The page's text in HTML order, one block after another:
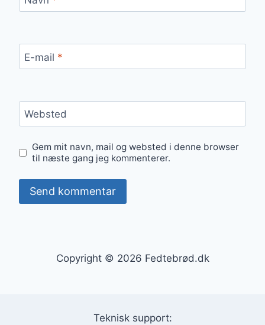
E-mail *
Websted
Gem mit navn, mail og websted i denne browser
til næste gang jeg kommenterer.
Copyright © 2026 Fedtebrød.dk
Teknisk support: